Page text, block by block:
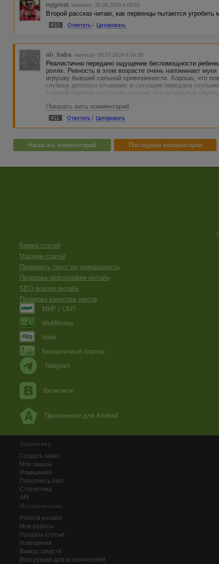
nygmat написал 30.06.2024 в 09:55
Второй рассказ читаю, как первенцы пытаются
#10 Ответить / Цитировать
ali_baba написал 05.07.2024 в 04:08
Реалистично передано ощущение беспомощности
ролях. Ревность в этом возрасте очень напоминает
игрушку бывшей сильной привязанности. Хорошо, что
глубину детского отчаяния, и ситуация передана
главной героини настолько сильно, что остальные
Весь сюжет сконцентрирован вокруг градации детства
Вступительный эпизод с качелями, где описана
воспоминаниями уже повзрослевшего человека),
По подаче событий видно, что девочка росла в семье,
переживания как бы исключают из её круга чувства
рассказ, а приписку в письме, такие оставляют
предоставленный собственным выводам читатель,
рассказанного.
Показать весь комментарий
#11 Ответить / Цитировать
Написать комментарий Последние комментарии
Биржа статей
Магазин статей
Проверить текст на уникальность
Проверка орфографии онлайн
SEO анализ онлайн
Проверка качества текста
МИР / СБП
WebMoney
Volet
Безналичный платеж
Telegram
Вконтакте
Приложение для Android
Заказчику
Создать заказ
Мои заказы
Извещения
Пополнить счёт
Статистика
API
Исполнителю
Работа онлайн
Мои работы
Продать статью
Извещения
Вывод средств
Инструкции для исполнителей